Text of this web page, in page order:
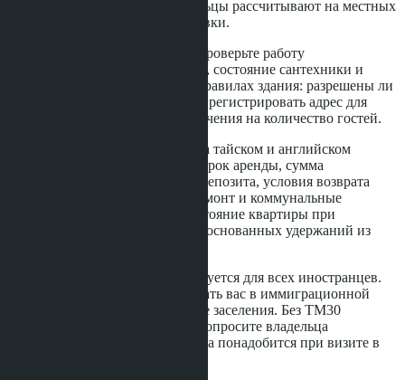
дешевле англоязычных - владельцы рассчитывают на местных
арендаторов и не завышают ставки.
Осмотр квартиры обязателен. Проверьте работу
кондиционера, водонагревателя, состояние сантехники и
электропроводки. Спросите о правилах здания: разрешены ли
домашние животные, можно ли регистрировать адрес для
продления визы, есть ли ограничения на количество гостей.
Договор аренды должен быть на тайском и английском
языках. Обязательные пункты: срок аренды, сумма
ежемесячного платежа, размер депозита, условия возврата
депозита, ответственность за ремонт и коммунальные
платежи. Сфотографируйте состояние квартиры при
заселении - это защитит от необоснованных удержаний из
Регистрация адреса (TM30) требуется для всех иностранцев.
Владелец обязан зарегистрировать вас в иммиграционной
службе в течение 24 часов после заселения. Без TM30
продление визы невозможно. Попросите владельца
предоставить копию формы - она понадобится при визите в